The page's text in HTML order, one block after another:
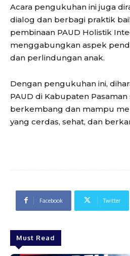
Acara pengukuhan ini juga
dialog dan berbagi praktik
pembinaan PAUD Holistik
menggabungkan aspek
dan perlindungan anak.
Dengan pengukuhan ini,
PAUD di Kabupaten
berkembang dan mampu
yang cerdas, sehat, dan
Facebook Twitter
Must Read